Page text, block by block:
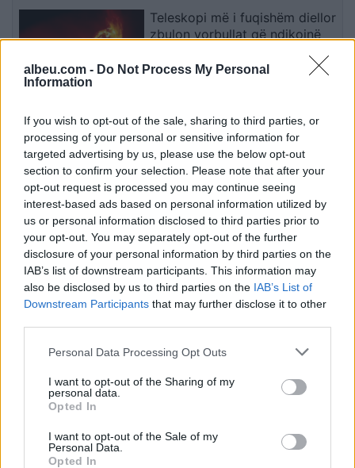
albeu.com - Do Not Process My Personal
Information
If you wish to opt-out of the sale, sharing to third parties, or
processing of your personal or sensitive information for
targeted advertising by us, please use the below opt-out
section to confirm your selection. Please note that after your
opt-out request is processed you may continue seeing
interest-based ads based on personal information utilized by
us or personal information disclosed to third parties prior to
your opt-out. You may separately opt-out of the further
disclosure of your personal information by third parties on the
IAB’s list of downstream participants. This information may
also be disclosed by us to third parties on the IAB’s List of
Downstream Participants that may further disclose it to other
Personal Data Processing Opt Outs
I want to opt-out of the Sharing of my
personal data.
Opted In
I want to opt-out of the Sale of my
Personal Data.
Opted In
Teleskopi më i fuqishëm diellor
zbulon vorbullat që ndikojnë
Bllokime të papritura të
llogarive të WhatsApp-it në të
gjithë botën
Drejtues nga OpenAI, Meta dhe
Google bëjnë thirrje për frenim
të IA-së: “Mund të dalë jashtë
kontrollit